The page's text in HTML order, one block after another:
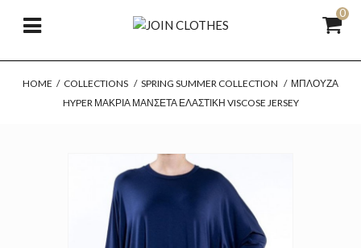
0
HOME / COLLECTIONS / SPRING SUMMER COLLECTION / ΜΠΛΟΎΖΑ
HYPER ΜΑΚΡΙΆ ΜΑΝΣΈΤΑ ΕΛΑΣΤΙΚΉ VISCOSE JERSEY